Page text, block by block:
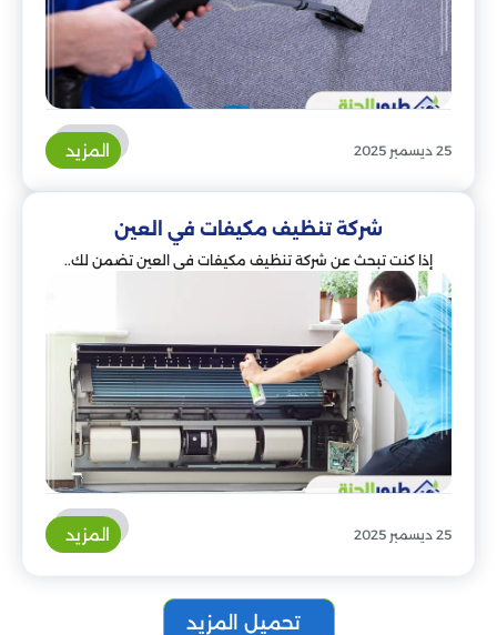
25 ديسمبر 2025 المزيد
شركة تنظيف مكيفات في العين
إذا كنت تبحث عن شركة تنظيف مكيفات في العين تضمن لك..
25 ديسمبر 2025 المزيد
تحميل المزيد